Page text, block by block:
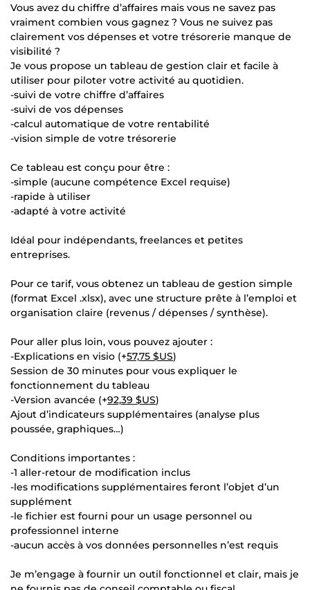
Vous avez du chiffre d’affaires mais vous ne savez pas
vraiment combien vous gagnez ? Vous ne suivez pas
clairement vos dépenses et votre trésorerie manque de
visibilité ?
Je vous propose un tableau de gestion clair et facile à
utiliser pour piloter votre activité au quotidien.
-suivi de votre chiffre d’affaires
-suivi de vos dépenses
-calcul automatique de votre rentabilité
-vision simple de votre trésorerie
Ce tableau est conçu pour être :
-simple (aucune compétence Excel requise)
-rapide à utiliser
-adapté à votre activité
Idéal pour indépendants, freelances et petites
entreprises.
Pour ce tarif, vous obtenez un tableau de gestion simple
(format Excel .xlsx), avec une structure prête à l’emploi et
organisation claire (revenus / dépenses / synthèse).
Pour aller plus loin, vous pouvez ajouter :
-Explications en visio (+57,75 $US)
Session de 30 minutes pour vous expliquer le
fonctionnement du tableau
-Version avancée (+92,39 $US)
Ajout d’indicateurs supplémentaires (analyse plus
poussée, graphiques…)
Conditions importantes :
-1 aller-retour de modification inclus
-les modifications supplémentaires feront l’objet d’un
supplément
-le fichier est fourni pour un usage personnel ou
professionnel interne
-aucun accès à vos données personnelles n’est requis
Je m’engage à fournir un outil fonctionnel et clair, mais je